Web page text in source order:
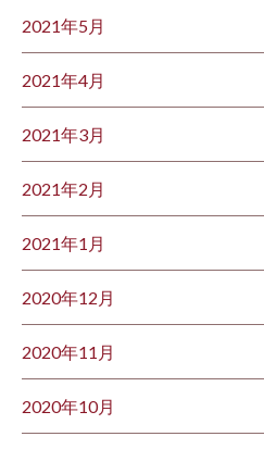
2021年5月
2021年4月
2021年3月
2021年2月
2021年1月
2020年12月
2020年11月
2020年10月